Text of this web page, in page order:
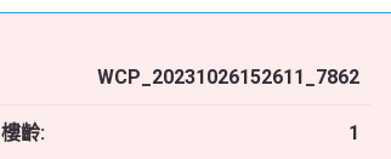
WCP_20231026152611_7862
樓齡: 1